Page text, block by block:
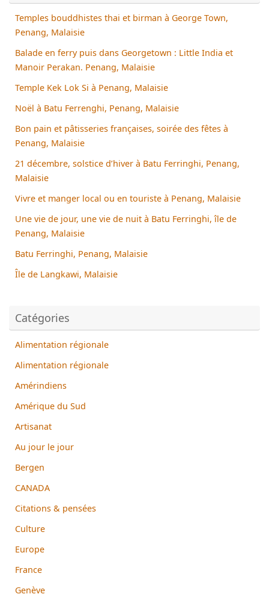
Temples bouddhistes thai et birman à George Town,
Penang, Malaisie
Balade en ferry puis dans Georgetown : Little India et
Manoir Perakan. Penang, Malaisie
Temple Kek Lok Si à Penang, Malaisie
Noël à Batu Ferrenghi, Penang, Malaisie
Bon pain et pâtisseries françaises, soirée des fêtes à
Penang, Malaisie
21 décembre, solstice d’hiver à Batu Ferringhi, Penang,
Malaisie
Vivre et manger local ou en touriste à Penang, Malaisie
Une vie de jour, une vie de nuit à Batu Ferringhi, île de
Penang, Malaisie
Batu Ferringhi, Penang, Malaisie
Île de Langkawi, Malaisie
Catégories
Alimentation régionale
Alimentation régionale
Amérindiens
Amérique du Sud
Artisanat
Au jour le jour
Bergen
CANADA
Citations & pensées
Culture
Europe
France
Genève